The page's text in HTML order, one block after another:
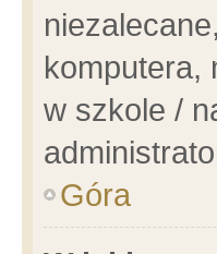
komputera,
w szkole /
Góra